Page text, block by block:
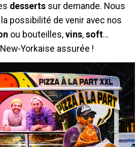
dessertssur demande. Nous
possibilité de venir avec nos
ou bouteilles, vins, soft…
Yorkaise assurée !